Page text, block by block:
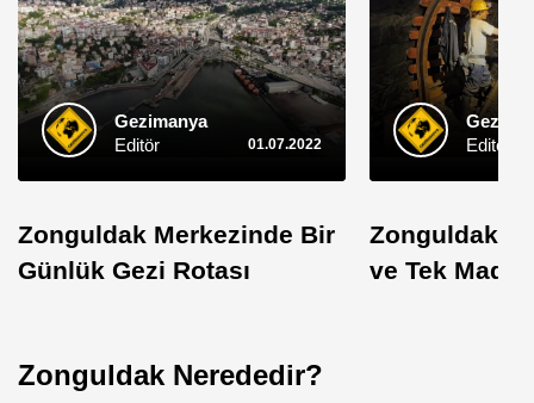
Gezimanya
Editör
01.07.2022
Zonguldak Merkezinde Bir
Günlük Gezi Rotası
Editör
Zonguldak:
ve Tek
Zonguldak Nerededir?